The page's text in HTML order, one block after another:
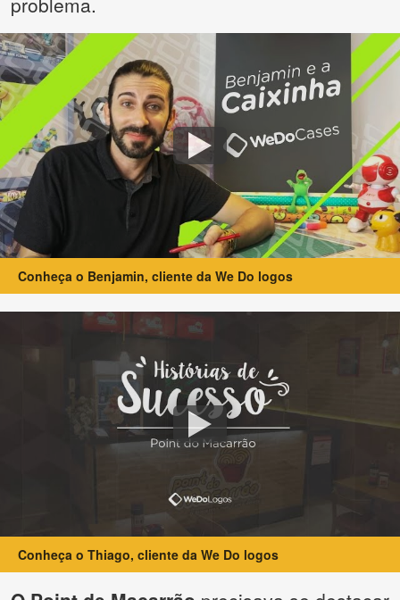
Conheça o Benjamin, cliente da We Do logos
Conheça o Thiago, cliente da We Do logos